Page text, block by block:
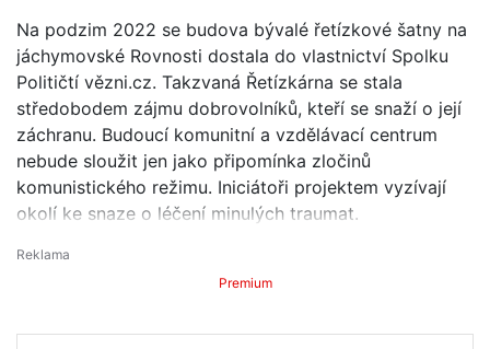
Na podzim 2022 se budova bývalé řetízkové šatny na
jáchymovské Rovnosti dostala do vlastnictví Spolku
Političtí vězni.cz. Takzvaná Řetízkárna se stala
středobodem zájmu dobrovolníků, kteří se snaží o její
záchranu. Budoucí komunitní a vzdělávací centrum
nebude sloužit jen jako připomínka zločinů
komunistického režimu. Iniciátoři projektem vyzívají
okolí ke snaze o léčení minulých traumat.
Premium